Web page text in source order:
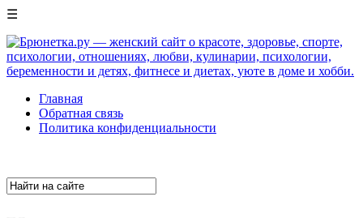
☰
Главная
Обратная связь
Политика конфиденциальности